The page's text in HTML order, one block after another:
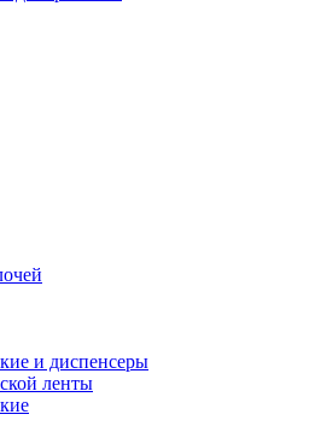
и диспенсеры
ленты